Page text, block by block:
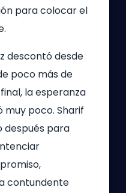
para colocar el
descontó desde
poco más de
la esperanza
poco. Sharif
después para
contundente